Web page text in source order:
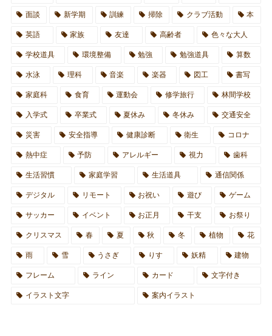
面談 新学期 訓練 掃除 クラブ活動 本
英語 家族 友達 高齢者 色々な大人
学校道具 環境整備 勉強 勉強道具 算数
水泳 理科 音楽 楽器 図工 書写
家庭科 食育 運動会 修学旅行 林間学校
入学式 卒業式 夏休み 冬休み 交通安全
災害 安全指導 健康診断 衛生 コロナ
熱中症 予防 アレルギー 視力 歯科
生活習慣 家庭学習 生活道具 通信関係
デジタル リモート お祝い 遊び ゲーム
サッカー イベント お正月 干支 お祭り
クリスマス 春 夏 秋 冬 植物 花
雨 雪 うさぎ りす 妖精 建物
フレーム ライン カード 文字付き
イラスト文字 案内イラスト